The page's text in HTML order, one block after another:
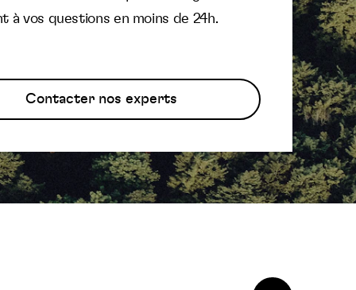
à vos questions en moins de 24h.
Contacter nos experts